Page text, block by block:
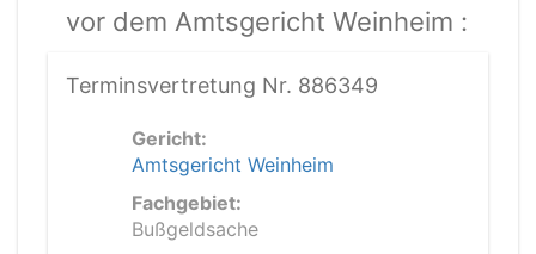
vor dem Amtsgericht Weinheim :
Terminsvertretung Nr. 886349
Gericht:
Amtsgericht Weinheim
Fachgebiet:
Bußgeldsache